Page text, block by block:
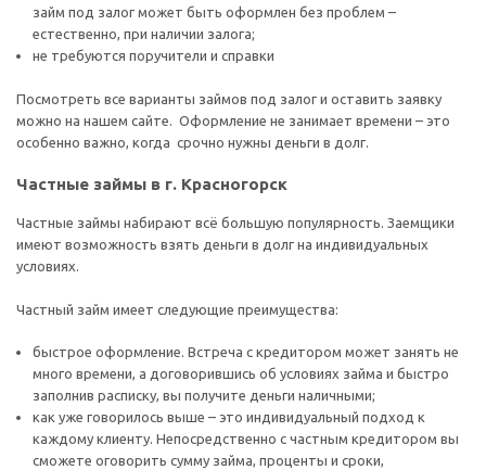
займ под залог может быть оформлен без проблем –
естественно, при наличии залога;
не требуются поручители и справки
Посмотреть все варианты займов под залог и оставить заявку
можно на нашем сайте. Оформление не занимает времени – это
особенно важно, когда срочно нужны деньги в долг.
Частные займы в г. Красногорск
Частные займы набирают всё большую популярность. Заемщики
имеют возможность взять деньги в долг на индивидуальных
условиях.
Частный займ имеет следующие преимущества:
быстрое оформление. Встреча с кредитором может занять не
много времени, а договорившись об условиях займа и быстро
заполнив расписку, вы получите деньги наличными;
как уже говорилось выше – это индивидуальный подход к
каждому клиенту. Непосредственно с частным кредитором вы
сможете оговорить сумму займа, проценты и сроки,